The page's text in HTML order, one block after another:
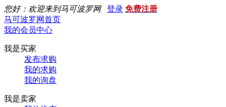
您好：欢迎来到马可波罗网 登录 免费注册
马可波罗网首页
我的会员中心
我是买家
发布求购
我的求购
我的询盘
我是卖家